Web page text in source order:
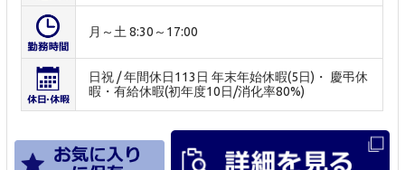
月～土 8:30～17:00
日祝 / 年間休日113日 年末年始休暇(5日)・ 慶弔休
暇・有給休暇(初年度10日/消化率80%)